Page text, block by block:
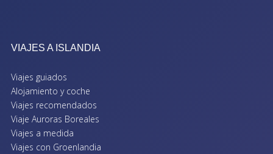
VIAJES A ISLANDIA
Viajes guiados
Alojamiento y coche
Viajes recomendados
Viaje Auroras Boreales
Viajes a medida
Viajes con Groenlandia